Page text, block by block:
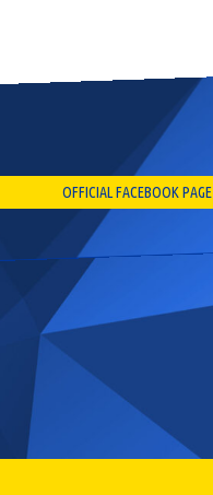
OFFICIAL FACEBOOK PAGE